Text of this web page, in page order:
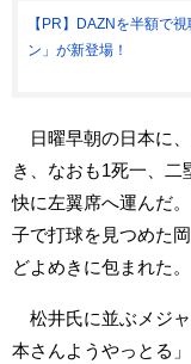
【PR】DAZNを半額で
ン」が新登場！
日曜早朝の日本に
き、なおも1死一、
快に左翼席へ運んだ
子で打球を見つめた
どよめきに包まれた。
松井氏に並ぶメジ
本さんようやっとる